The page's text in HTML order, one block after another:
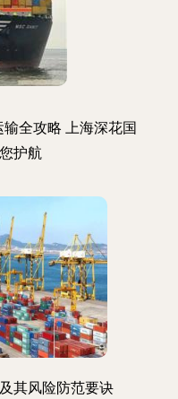
全攻略 上海深花国
护航
其风险防范要诀